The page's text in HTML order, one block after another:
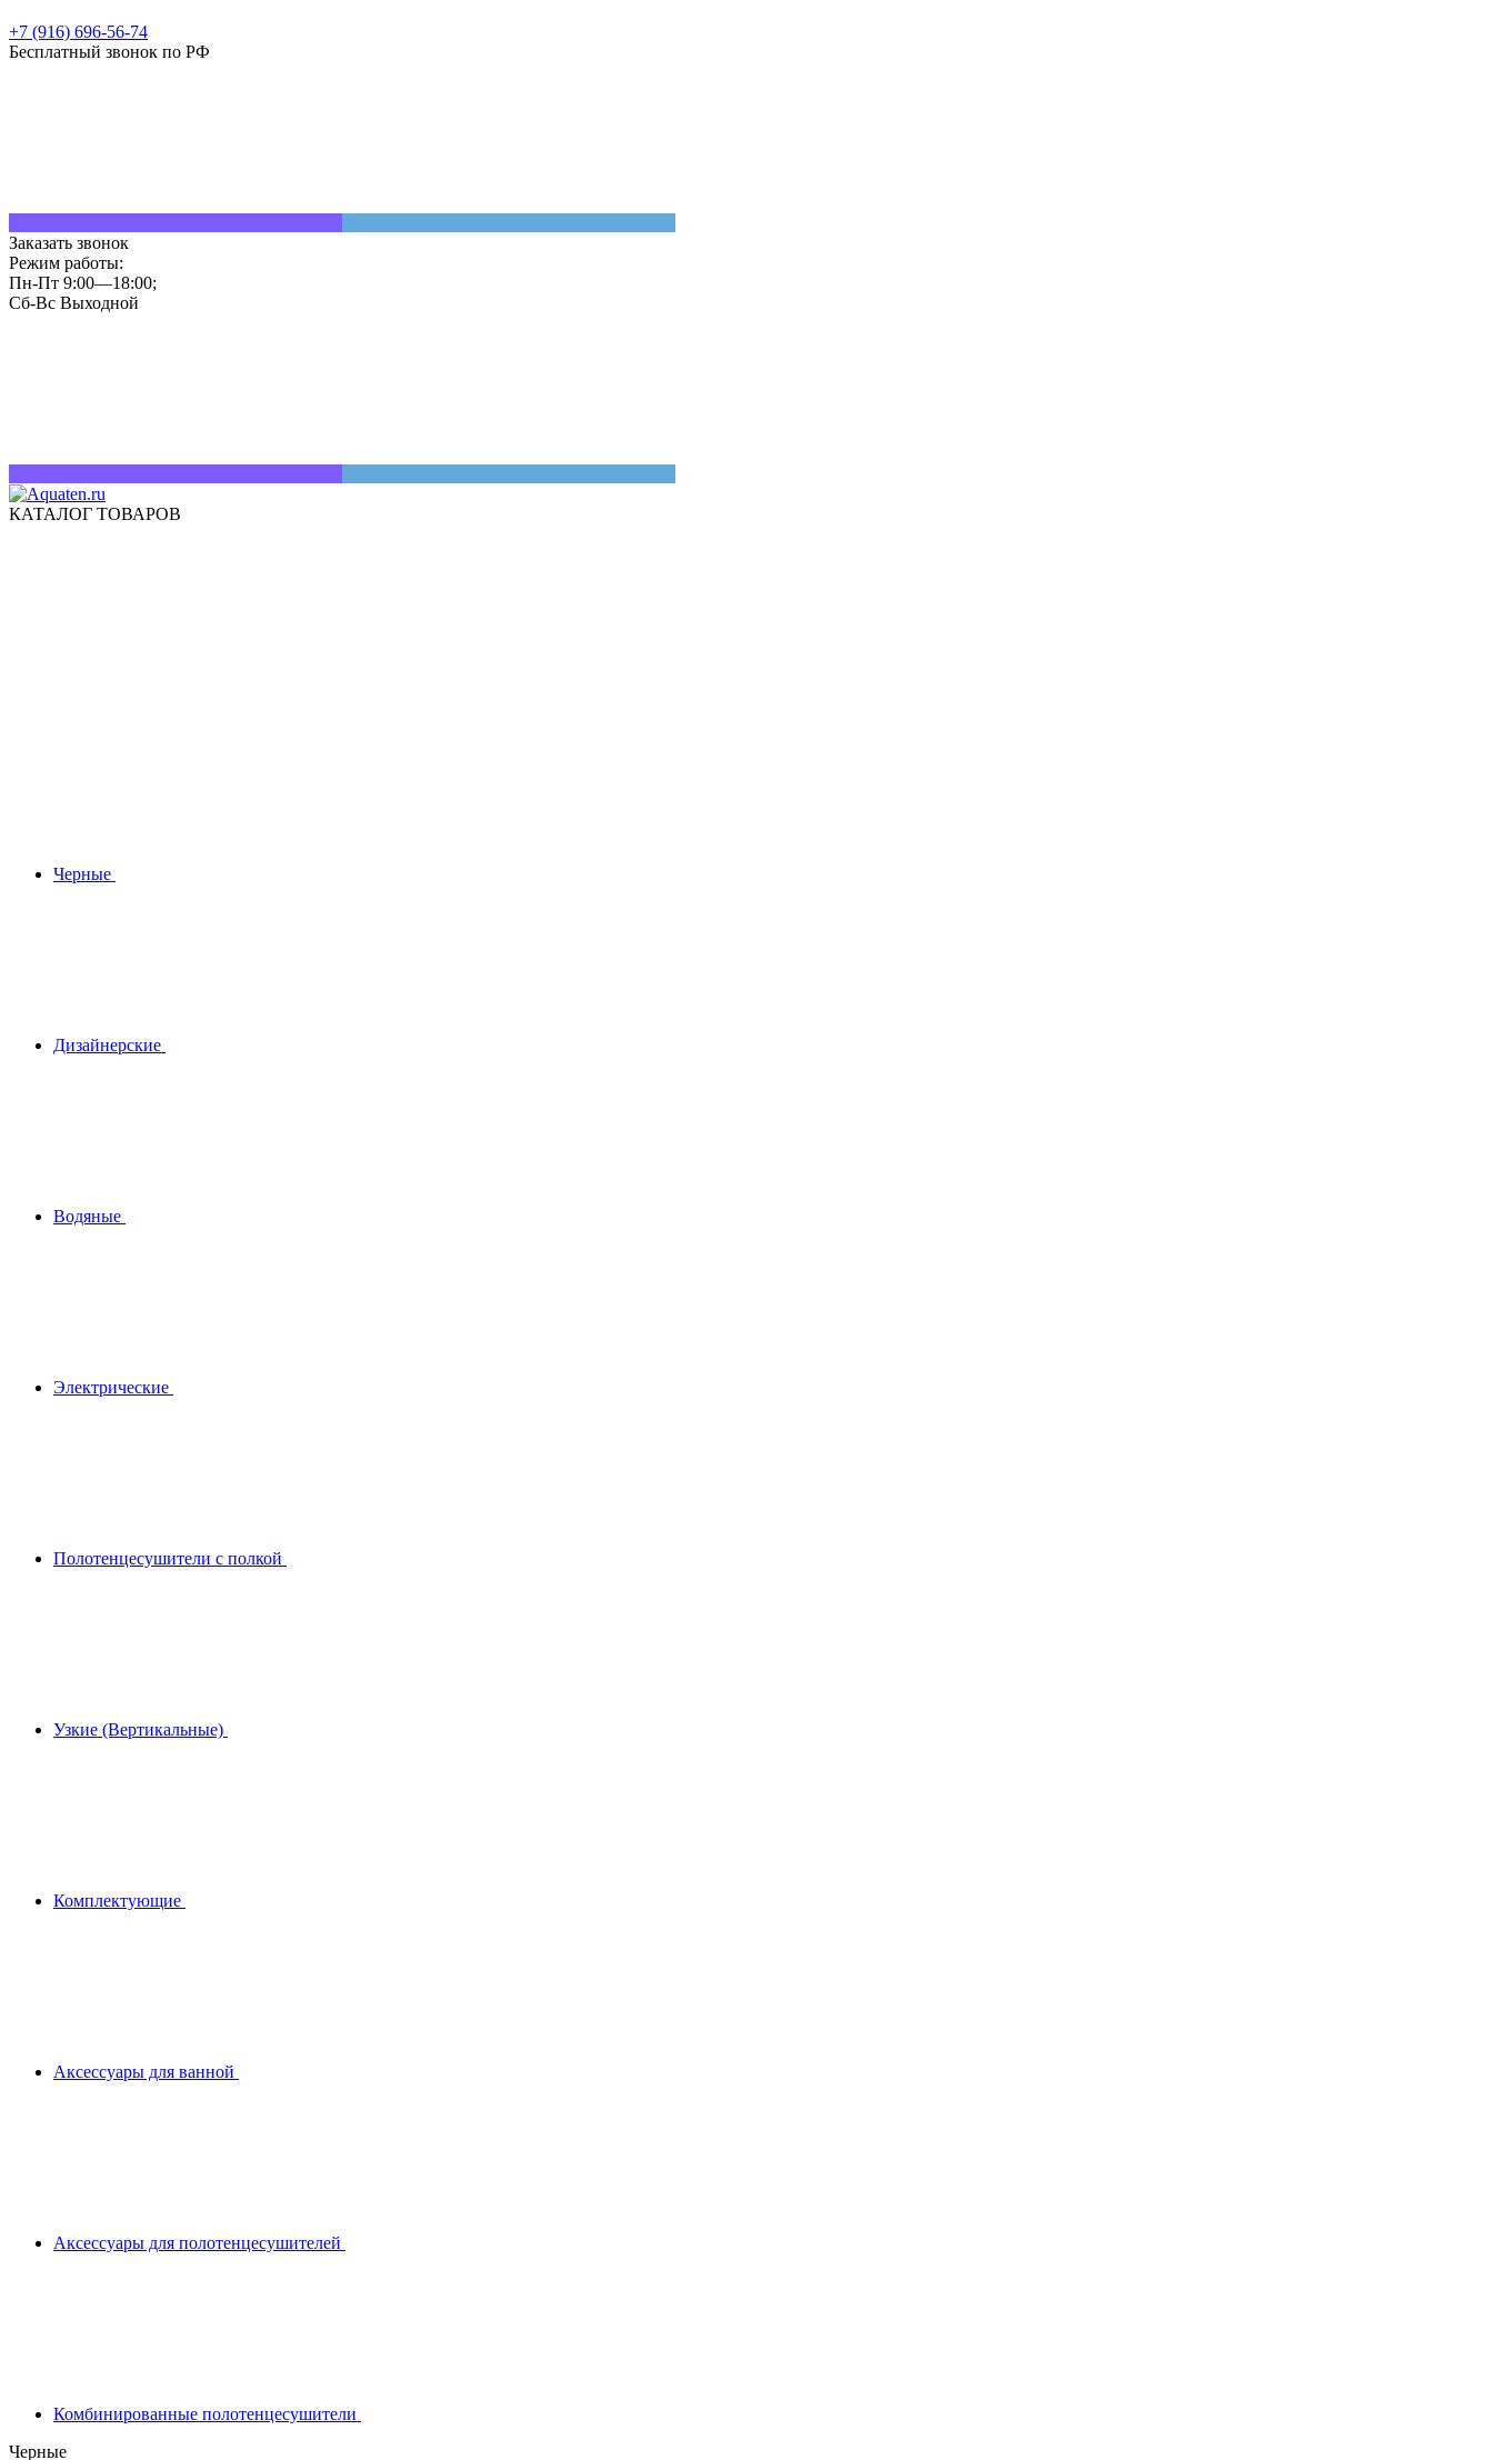
+7 (916) 696-56-74
Бесплатный звонок по РФ
Заказать звонок
Режим работы:
Пн-Пт 9:00—18:00;
Сб-Вс Выходной
КАТАЛОГ ТОВАРОВ
Черные
Дизайнерские
Водяные
Электрические
Полотенцесушители с полкой
Узкие (Вертикальные)
Комплектующие
Аксессуары для ванной
Аксессуары для полотенцесушителей
Комбинированные полотенцесушители
Черные